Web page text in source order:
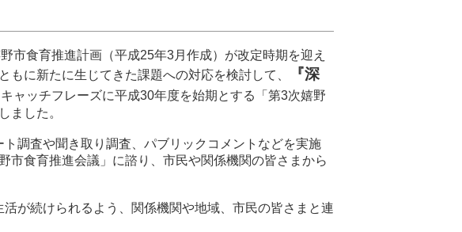
市食育推進計画（平成25年3月作成）が改定時期を迎え
に新たに生じてきた課題への対応を検討して、
『深
キャッチフレーズに平成30年度を始期とする「第3次嬉野
ました。
調査や聞き取り調査、パブリックコメントなどを実施
市食育推進会議」に諮り、市民や関係機関の皆さまから
が続けられるよう、関係機関や地域、市民の皆さまと連